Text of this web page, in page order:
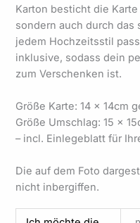
Karton besticht die
sondern auch durch
jedem Hochzeitsstil
inklusive, sodass dein
zum Verschenken ist.
Größe Karte: 14 x 14cm
Größe Umschlag: 15 x
– incl. Einlegeblatt für
Die auf dem Foto
nicht inbergiffen.